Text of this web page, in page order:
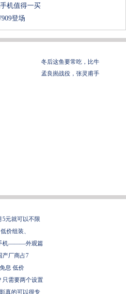
机值得一买
登场
冬后这鱼要常吃，比牛
孟良崮战役，张灵甫手
5元就可以不限
价组装、
机———外观篇
产厂商占7
息 低价
只需要两个设置
真的可以很专